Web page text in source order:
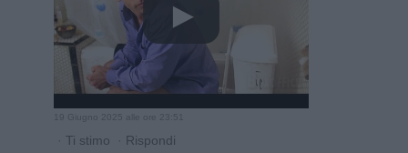
19 Giugno 2025 alle ore 23:51
· Ti stimo · Rispondi